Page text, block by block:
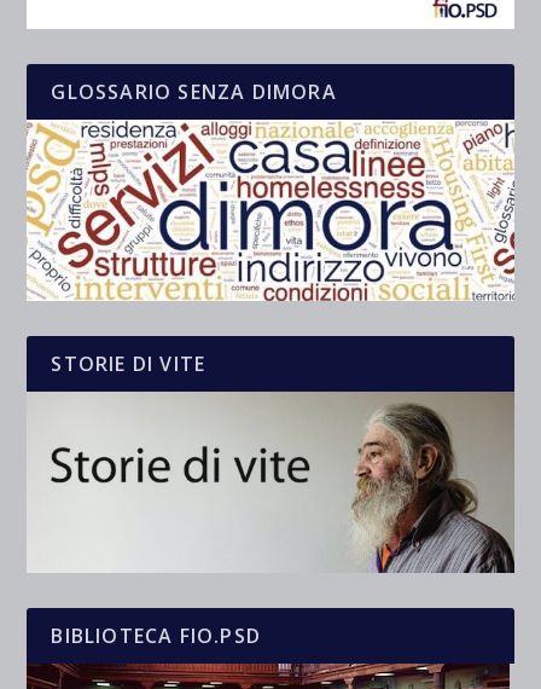
GLOSSARIO SENZA DIMORA
STORIE DI VITE
BIBLIOTECA FIO.PSD